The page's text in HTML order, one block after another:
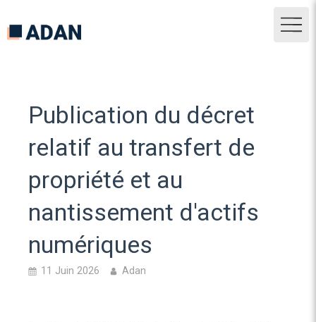
Publication du décret
relatif au transfert de
propriété et au
nantissement d'actifs
numériques
11 Juin 2026 Adan